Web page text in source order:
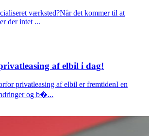
værksted?Når det kommer til at
der intet ...
af elbil i dag!
privatleasing af elbil er fremtidenI en
og b�...